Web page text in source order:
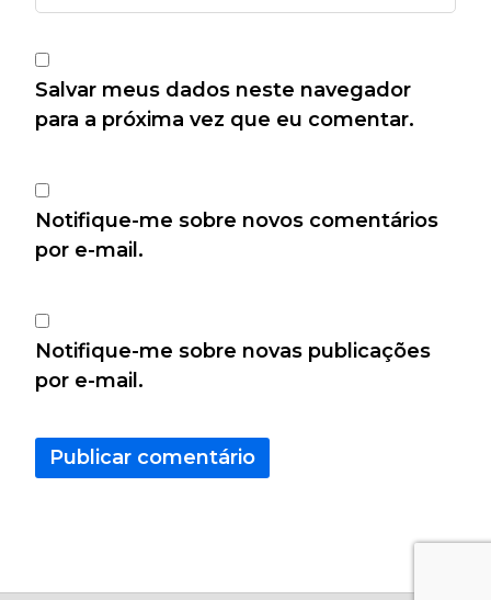
Salvar meus dados neste navegador
para a próxima vez que eu comentar.
Notifique-me sobre novos comentários
por e-mail.
Notifique-me sobre novas publicações
por e-mail.